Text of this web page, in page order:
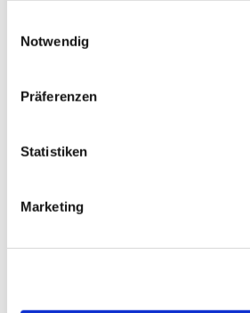
Notwendig
Präferenzen
Statistiken
Marketing
Dies könnte